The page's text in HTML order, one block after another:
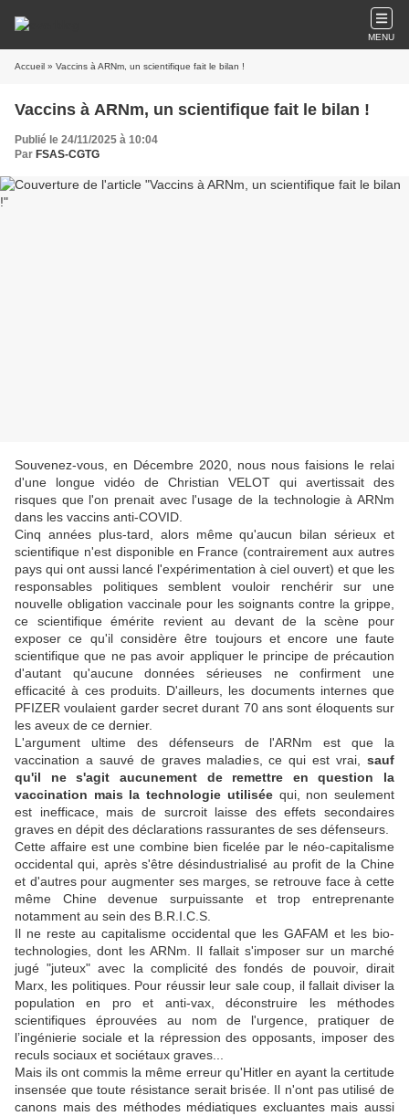
MENU
Accueil » Vaccins à ARNm, un scientifique fait le bilan !
Vaccins à ARNm, un scientifique fait le bilan !
Publié le 24/11/2025 à 10:04
Par FSAS-CGTG
Souvenez-vous, en Décembre 2020, nous nous faisions le relai
d'une longue vidéo de Christian VELOT qui avertissait des
risques que l'on prenait avec l'usage de la technologie à ARNm
dans les vaccins anti-COVID.
Cinq années plus-tard, alors même qu'aucun bilan sérieux et
scientifique n'est disponible en France (contrairement aux autres
pays qui ont aussi lancé l'expérimentation à ciel ouvert) et que les
responsables politiques semblent vouloir renchérir sur une
nouvelle obligation vaccinale pour les soignants contre la grippe,
ce scientifique émérite revient au devant de la scène pour
exposer ce qu'il considère être toujours et encore une faute
scientifique que ne pas avoir appliquer le principe de précaution
d'autant qu'aucune données sérieuses ne confirment une
efficacité à ces produits. D'ailleurs, les documents internes que
PFIZER voulaient garder secret durant 70 ans sont éloquents sur
les aveux de ce dernier.
L'argument ultime des défenseurs de l'ARNm est que la
vaccination a sauvé de graves maladies, ce qui est vrai, sauf
qu'il ne s'agit aucunement de remettre en question la
vaccination mais la technologie utiliséequi, non seulement
est inefficace, mais de surcroit laisse des effets secondaires
graves en dépit des déclarations rassurantes de ses défenseurs.
Cette affaire est une combine bien ficelée par le néo-capitalisme
occidental qui, après s'être désindustrialisé au profit de la Chine
et d'autres pour augmenter ses marges, se retrouve face à cette
même Chine devenue surpuissante et trop entreprenante
notamment au sein des B.R.I.C.S.
Il ne reste au capitalisme occidental que les GAFAM et les bio-
technologies, dont les ARNm. Il fallait s'imposer sur un marché
jugé "juteux" avec la complicité des fondés de pouvoir, dirait
Marx, les politiques. Pour réussir leur sale coup, il fallait diviser la
population en pro et anti-vax, déconstruire les méthodes
scientifiques éprouvées au nom de l'urgence, pratiquer de
l’ingénierie sociale et la répression des opposants, imposer des
reculs sociaux et sociétaux graves...
Mais ils ont commis la même erreur qu'Hitler en ayant la certitude
insensée que toute résistance serait brisée. Il n'ont pas utilisé de
canons mais des méthodes médiatiques excluantes mais aussi